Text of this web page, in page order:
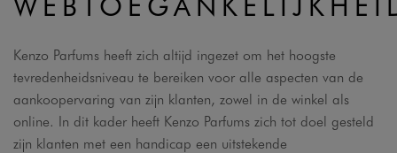
Kenzo Parfums heeft zich altijd ingezet om het hoogste
tevredenheidsniveau te bereiken voor alle aspecten van de
aankoopervaring van zijn klanten, zowel in de winkel als
online. In dit kader heeft Kenzo Parfums zich tot doel gesteld
zijn klanten met een handicap een uitstekende